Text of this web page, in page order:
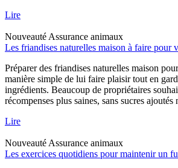
Lire
Nouveauté Assurance animaux
Les friandises naturelles maison à faire pour
Préparer des friandises naturelles maison
manière simple de lui faire plaisir tout en
ingrédients. Beaucoup de propriétaires
récompenses plus saines, sans sucres
Lire
Nouveauté Assurance animaux
Les exercices quotidiens pour maintenir un